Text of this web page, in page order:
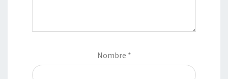
Nombre *